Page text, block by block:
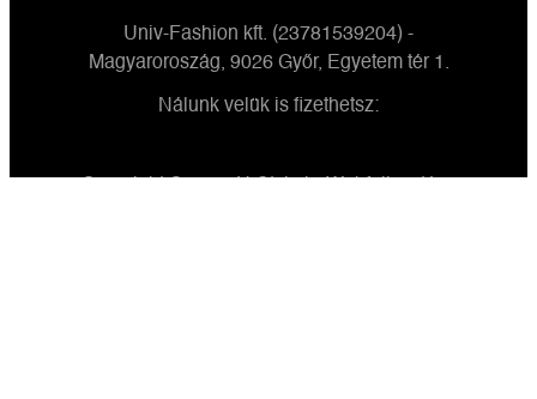
Univ-Fashion kft. (23781539204) -
Magyaroroszág, 9026 Győr, Egyetem tér 1.
Nálunk velük is fizethetsz: